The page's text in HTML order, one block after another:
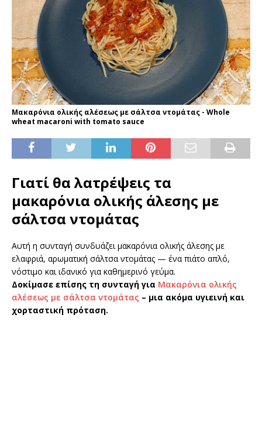
Μακαρόνια ολικής αλέσεως με σάλτσα ντομάτας - Whole
wheat macaroni with tomato sauce
Γιατί θα λατρέψεις τα
μακαρόνια ολικής άλεσης με
σάλτσα ντομάτας
Αυτή η συνταγή συνδυάζει μακαρόνια ολικής άλεσης με
ελαφριά, αρωματική σάλτσα ντομάτας — ένα πιάτο απλό,
νόστιμο και ιδανικό για καθημερινό γεύμα.
Δοκίμασε επίσης τη συνταγή για Μακαρόνια ολικής
αλέσεως με σάλτσα ντομάτας – μια ακόμα υγιεινή και
χορταστική πρόταση.